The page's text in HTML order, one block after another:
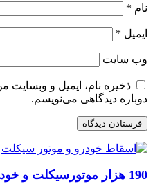
نام *
ایمیل *
وب‌ سایت
ذخیره نام، ایمیل و وبسایت
دوباره دیدگاهی می‌نویسم.
190 هزار موتورسیکلت و خودرو اسقاط شد